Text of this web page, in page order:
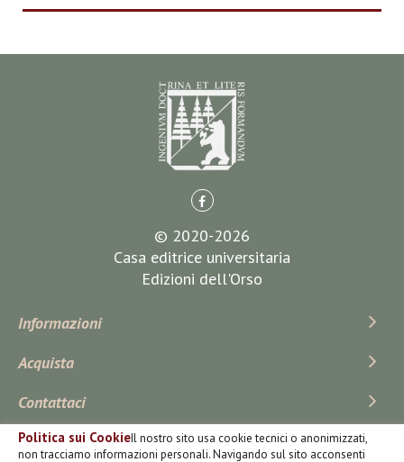
Politica sui CookieIl nostro sito usa cookie tecnici o anonimizzati,
non tracciamo informazioni personali. Navigando sul sito acconsenti
© 2020-2026
Casa editrice universitaria
Edizioni dell'Orso
Informazioni
Acquista
Contattaci
Iscriviti Alla Newsletter